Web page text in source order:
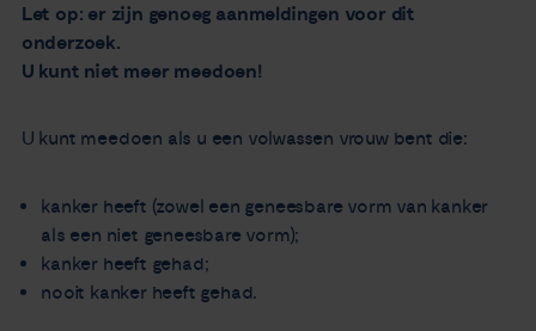
Let op: er zijn genoeg aanmeldingen voor dit
onderzoek.
U kunt niet meer meedoen!
U kunt meedoen als u een volwassen vrouw bent die:
kanker heeft (zowel een geneesbare vorm van kanker
als een niet geneesbare vorm);
kanker heeft gehad;
nooit kanker heeft gehad.